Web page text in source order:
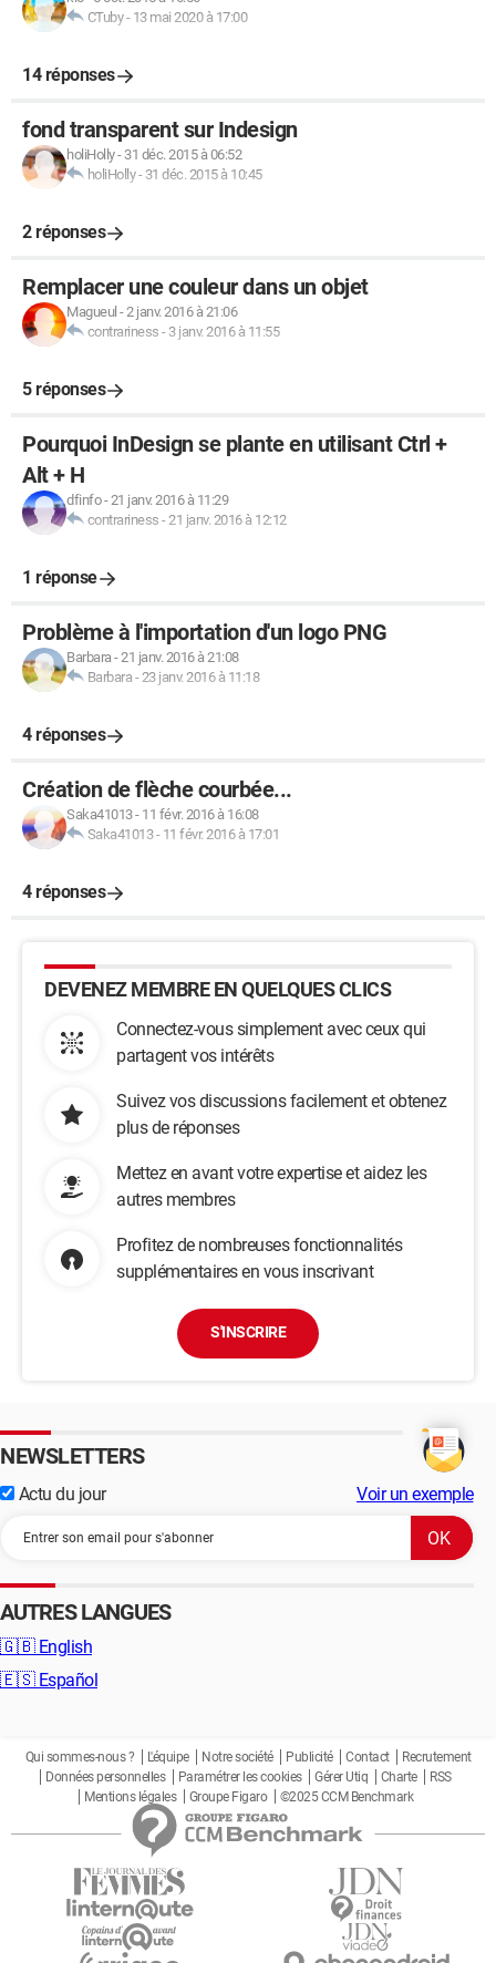
CTuby- 13 mai 2020 à 17:00
14 réponses
fond transparent sur Indesign
holiHolly- 31 déc. 2015 à 06:52
holiHolly- 31 déc. 2015 à 10:45
2 réponses
Remplacer une couleur dans un objet
Magueul -2 janv. 2016 à 21:06
contrariness - 3 janv. 2016 à 11:55
5 réponses
Pourquoi InDesign se plante en utilisant Ctrl +
Alt + H
dfinfo-21 janv. 2016 à 11:29
contrariness -21 janv. 2016 à 12:12
1 réponse
Problème à l'importation d'un logo PNG
Barbara-21 janv. 2016 à 21:08
Barbara -23 janv. 2016 à 11:18
4 réponses
Création de flèche courbée...
Saka41013- 11 févr. 2016 à 16:08
Saka41013- 11 févr. 2016 à 17:01
4 réponses
DEVENEZ MEMBRE EN QUELQUES CLICS
Connectez-vous simplement avec ceux qui
partagent vos intérêts
Suivez vos discussions facilement et obtenez
plus de réponses
Mettez en avant votre expertise et aidez les
autres membres
Profitez de nombreuses fonctionnalités
supplémentaires en vous inscrivant
S'INSCRIRE
NEWSLETTERS
Actu du jour Voir un exemple
AUTRES LANGUES
🇬🇧 English
🇪🇸 Español
Qui sommes-nous ? L'équipe Notre société Publicité Contact
Recrutement
Données personnelles
Paramétrer les cookies Gérer Utiq Charte
RSS
Mentions légales
Groupe Figaro ©2025 CCM Benchmark